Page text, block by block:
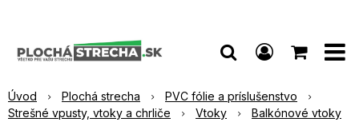
Úvod Plochá strecha
PVC fólie a príslušenstvo
Strešné vpusty, vtoky a chrliče
Vtoky
Balkónové vtoky